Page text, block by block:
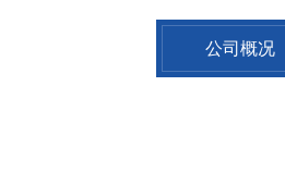
公司概况